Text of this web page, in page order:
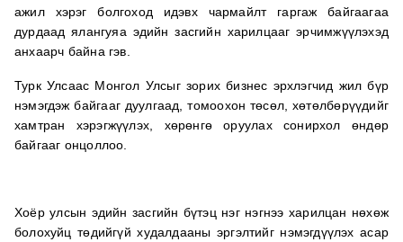
ажил хэрэг болгоход идэвх чармайлт гаргаж байгаагаа
дурдаад ялангуяа эдийн засгийн харилцааг эрчимжүүлэхэд
анхаарч байна гэв.
Турк Улсаас Монгол Улсыг зорих бизнес эрхлэгчид жил бүр
нэмэгдэж байгааг дуулгаад, томоохон төсөл, хөтөлбөрүүдийг
хамтран хэрэгжүүлэх, хөрөнгө оруулах сонирхол өндөр
байгааг онцоллоо.
Хоёр улсын эдийн засгийн бүтэц нэг нэгнээ харилцан нөхөж
болохуйц төдийгүй худалдааны эргэлтийг нэмэгдүүлэх асар